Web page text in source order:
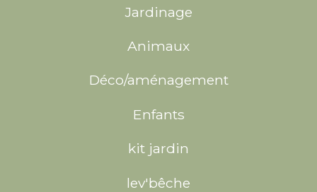
Jardinage
Animaux
Déco/aménagement
Enfants
kit jardin
lev'bêche